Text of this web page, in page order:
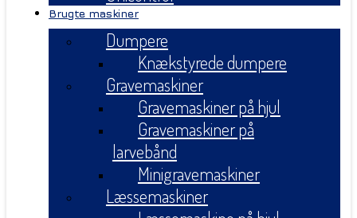
Brugte maskiner
Dumpere
Knækstyrede dumpere
Gravemaskiner
Gravemaskiner på hjul
Gravemaskiner på
larvebånd
Minigravemaskiner
Læssemaskiner